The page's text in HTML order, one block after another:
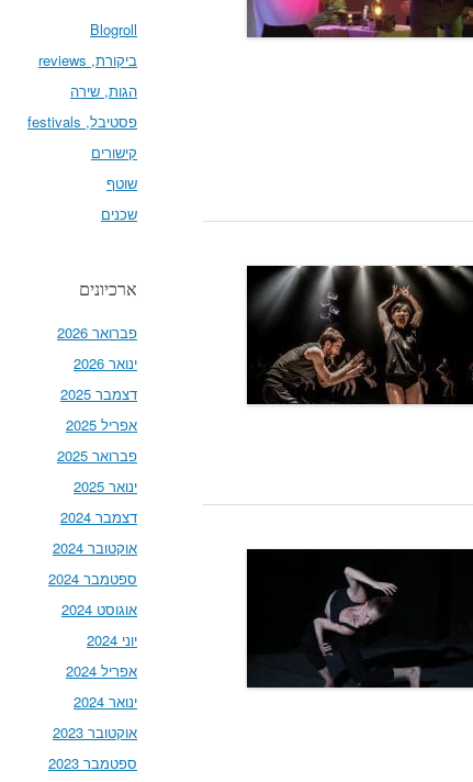
Blogroll
ביקורת, reviews
הגות, שירה
פסטיבל, festivals
קישורים
שוטף
שכנים
ארכיונים
פברואר 2026
ינואר 2026
דצמבר 2025
אפריל 2025
פברואר 2025
ינואר 2025
דצמבר 2024
אוקטובר 2024
ספטמבר 2024
אוגוסט 2024
יוני 2024
אפריל 2024
ינואר 2024
אוקטובר 2023
ספטמבר 2023